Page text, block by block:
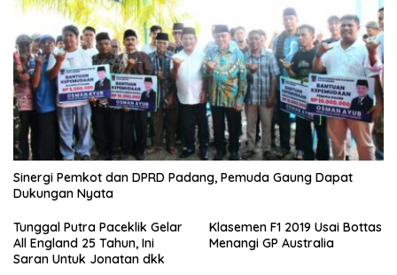
Sinergi Pemkot dan DPRD Padang, Pemuda Gaung Dapat
Dukungan Nyata
Tunggal Putra Paceklik Gelar
All England 25 Tahun, Ini
Saran Untuk Jonatan dkk
Klasemen F1 2019 Usai Bottas
Menangi GP Australia